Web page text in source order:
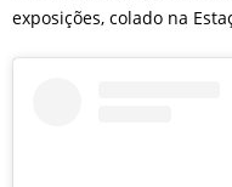
exposições, colado na